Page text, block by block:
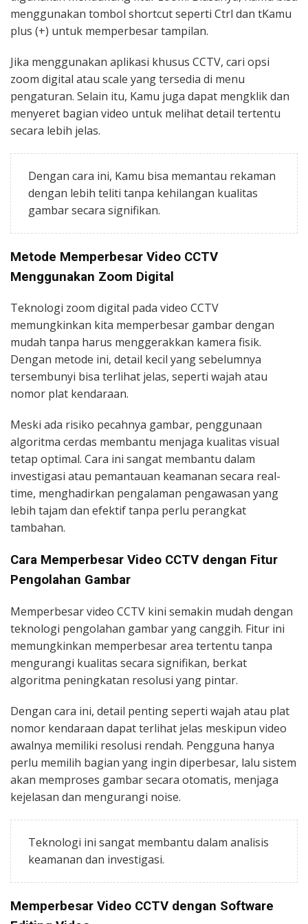
menggunakan tombol shortcut seperti Ctrl dan tKamu
plus (+) untuk memperbesar tampilan.
Jika menggunakan aplikasi khusus CCTV, cari opsi
zoom digital atau scale yang tersedia di menu
pengaturan. Selain itu, Kamu juga dapat mengklik dan
menyeret bagian video untuk melihat detail tertentu
secara lebih jelas.
Dengan cara ini, Kamu bisa memantau rekaman
dengan lebih teliti tanpa kehilangan kualitas
gambar secara signifikan.
Metode Memperbesar Video CCTV
Menggunakan Zoom Digital
Teknologi zoom digital pada video CCTV
memungkinkan kita memperbesar gambar dengan
mudah tanpa harus menggerakkan kamera fisik.
Dengan metode ini, detail kecil yang sebelumnya
tersembunyi bisa terlihat jelas, seperti wajah atau
nomor plat kendaraan.
Meski ada risiko pecahnya gambar, penggunaan
algoritma cerdas membantu menjaga kualitas visual
tetap optimal. Cara ini sangat membantu dalam
investigasi atau pemantauan keamanan secara real-
time, menghadirkan pengalaman pengawasan yang
lebih tajam dan efektif tanpa perlu perangkat
tambahan.
Cara Memperbesar Video CCTV dengan Fitur
Pengolahan Gambar
Memperbesar video CCTV kini semakin mudah dengan
teknologi pengolahan gambar yang canggih. Fitur ini
memungkinkan memperbesar area tertentu tanpa
mengurangi kualitas secara signifikan, berkat
algoritma peningkatan resolusi yang pintar.
Dengan cara ini, detail penting seperti wajah atau plat
nomor kendaraan dapat terlihat jelas meskipun video
awalnya memiliki resolusi rendah. Pengguna hanya
perlu memilih bagian yang ingin diperbesar, lalu sistem
akan memproses gambar secara otomatis, menjaga
kejelasan dan mengurangi noise.
Teknologi ini sangat membantu dalam analisis
keamanan dan investigasi.
Memperbesar Video CCTV dengan Software